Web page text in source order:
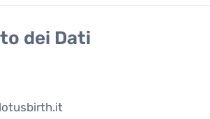
dei Dati